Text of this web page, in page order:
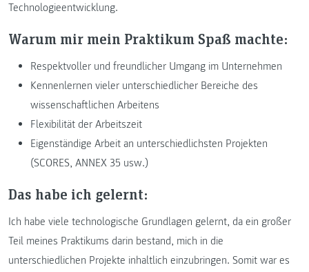
Technologieentwicklung.
Warum mir mein Praktikum Spaß machte:
Respektvoller und freundlicher Umgang im Unternehmen
Kennenlernen vieler unterschiedlicher Bereiche des
wissenschaftlichen Arbeitens
Flexibilität der Arbeitszeit
Eigenständige Arbeit an unterschiedlichsten Projekten
(SCORES, ANNEX 35 usw.)
Das habe ich gelernt:
Ich habe viele technologische Grundlagen gelernt, da ein großer
Teil meines Praktikums darin bestand, mich in die
unterschiedlichen Projekte inhaltlich einzubringen. Somit war es